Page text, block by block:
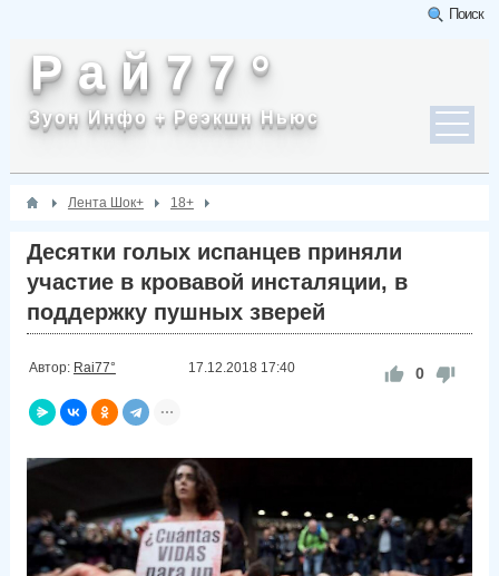
Поиск
Р а й 7 7 °
Зуон Инфо + Реэкшн Ньюс
Лента Шок+ 18+
Десятки голых испанцев приняли
участие в кровавой инсталяции, в
поддержку пушных зверей
Автор: Rai77° 17.12.2018 17:40 0